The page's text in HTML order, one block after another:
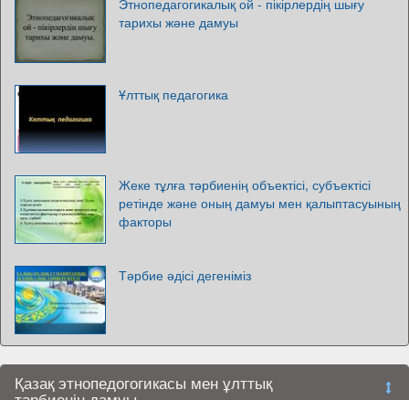
Этнопедагогикалық ой - пікірлердің шығу
тарихы және дамуы
Ұлттық педагогика
Жеке тұлға тәрбиенің объектісі, субъектісі
ретінде және оның дамуы мен қалыптасуының
факторы
Тәрбие әдісі дегеніміз
Қазақ этнопедогогикасы мен ұлттық